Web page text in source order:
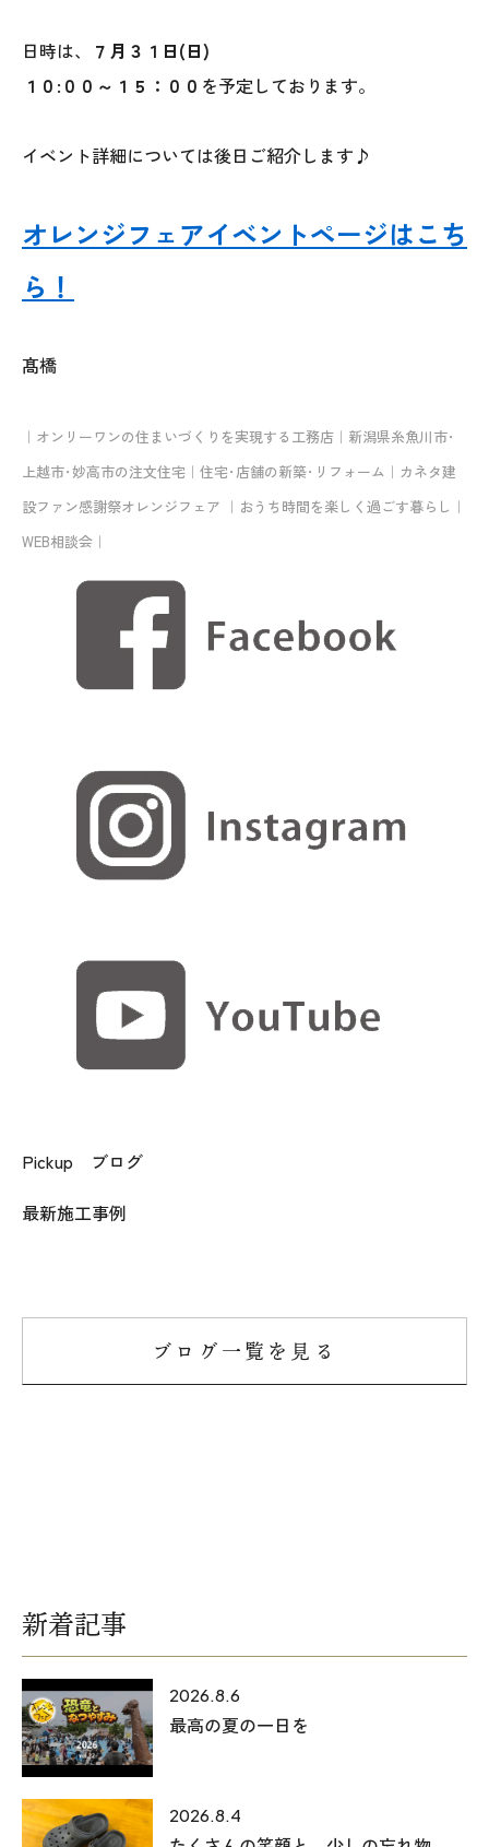
日時は、
７月３１日(日)
１０:００～１５：００ を予定しております。
イベント詳細については後日ご紹介します♪
オレンジフェアイベントページはこち
ら！
髙橋
｜オンリーワンの住まいづくりを実現する工務店｜新潟県糸魚川市･
上越市･妙高市の注文住宅｜住宅･店舗の新築･リフォーム｜カネタ建
設ファン感謝祭オレンジフェア ｜おうち時間を楽しく過ごす暮らし｜
WEB相談会｜
Pickup ブログ
最新施工事例
ブログ一覧を見る
新着記事
2026.8.6
最高の夏の一日を
2026.8.4